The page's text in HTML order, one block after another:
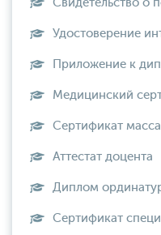
Свидетельство о
Удостоверение
Приложение к
Медицинский
Сертификат
Аттестат доцента
Диплом
Сертификат